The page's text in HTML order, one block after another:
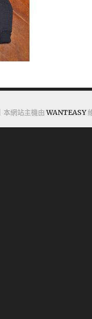
本網站主機由WANTEASY